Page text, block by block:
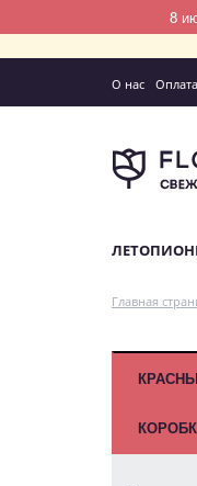
8
О нас
ЛЕТО
Главная